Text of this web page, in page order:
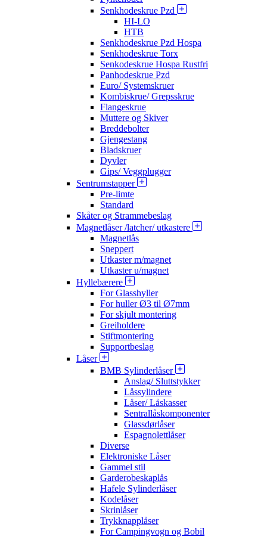
Senkhodeskrue Pzd
HI-LO
HTB
Senkhodeskrue Pzd Hospa
Senkhodeskrue Torx
Senkodeskrue Hospa Rustfri
Panhodeskrue Pzd
Euro/ Systemskruer
Kombiskrue/ Grepsskrue
Flangeskrue
Muttere og Skiver
Breddebolter
Gjengestang
Bladskruer
Dyvler
Gips/ Veggplugger
Sentrumstapper
Pre-limte
Standard
Skåter og Strammebeslag
Magnetlåser /latcher/ utkastere
Magnetlås
Sneppert
Utkaster m/magnet
Utkaster u/magnet
Hyllebærere
For Glasshyller
For huller Ø3 til Ø7mm
For skjult montering
Greiholdere
Stiftmontering
Supportbeslag
Låser
BMB Sylinderlåser
Anslag/ Sluttstykker
Låssylindere
Låser/ Låskasser
Sentrallåskomponenter
Glassdørlåser
Espagnolettlåser
Diverse
Elektroniske Låser
Gammel stil
Garderobeskaplås
Hafele Sylinderlåser
Kodelåser
Skrinlåser
Trykknapplåser
For Campingvogn og Bobil